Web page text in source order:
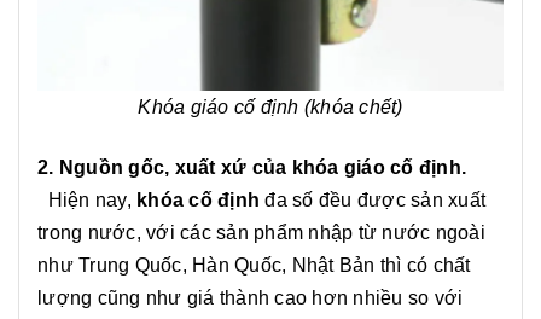
Khóa giáo cố định (khóa chết)
2. Nguồn gốc, xuất xứ của khóa giáo cố định.
Hiện nay, khóa cố định đa số đều được sản xuất
trong nước, với các sản phẩm nhập từ nước ngoài
như Trung Quốc, Hàn Quốc, Nhật Bản thì có chất
lượng cũng như giá thành cao hơn nhiều so với